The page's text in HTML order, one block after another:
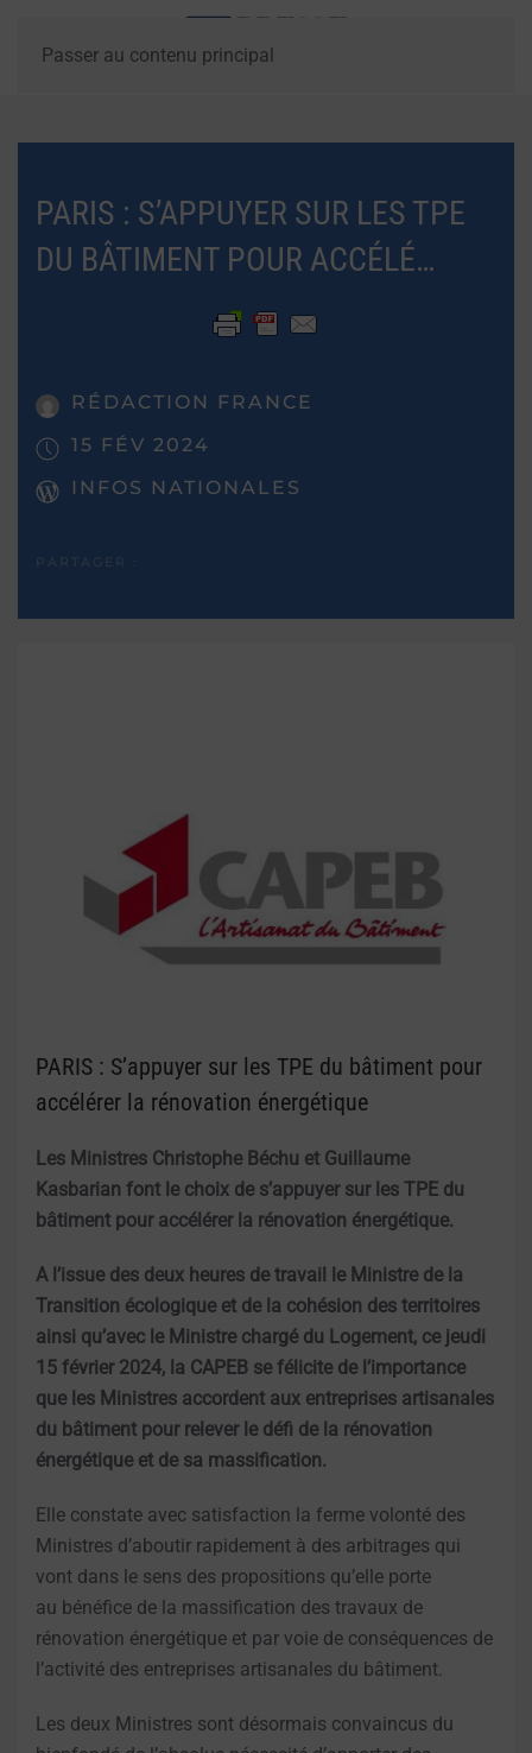
Passer au contenu principal
PARIS : S’APPUYER SUR LES TPE
DU BÂTIMENT POUR ACCÉLÉ…
RÉDACTION FRANCE
15 FÉV 2024
INFOS NATIONALES
PARIS : S’appuyer sur les TPE du bâtiment pour
accélérer la rénovation énergétique
Les Ministres Christophe Béchu et Guillaume
Kasbarian font le choix de s’appuyer sur les TPE du
bâtiment pour accélérer la rénovation énergétique.
A l’issue des deux heures de travail le Ministre de la
Transition écologique et de la cohésion des territoires
ainsi qu’avec le Ministre chargé du Logement, ce jeudi
15 février 2024, la CAPEB se félicite de l’importance
que les Ministres accordent aux entreprises artisanales
du bâtiment pour relever le défi de la rénovation
énergétique et de sa massification.
Elle constate avec satisfaction la ferme volonté des
Ministres d’aboutir rapidement à des arbitrages qui
vont dans le sens des propositions qu’elle porte
au bénéfice de la massification des travaux de
rénovation énergétique et par voie de conséquences de
l’activité des entreprises artisanales du bâtiment.
Les deux Ministres sont désormais convaincus du